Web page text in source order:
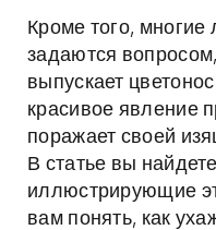
Кроме того,
задаются
выпускает
красивое явление
поражает своей
В статье вы
иллюстрирующие
вам понять, как